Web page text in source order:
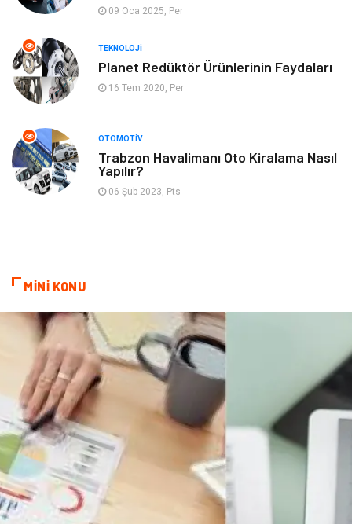
Sigorta
Seyahat
09 Oca 2025, Per
TEKNOLOJI
Planet Redüktör Ürünlerinin Faydaları
16 Tem 2020, Per
OTOMOTIV
Trabzon Havalimanı Oto Kiralama Nasıl
Yapılır?
06 Şub 2023, Pts
MİNİ KONU